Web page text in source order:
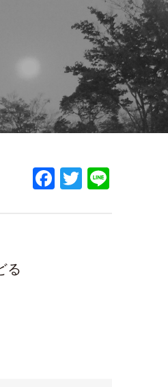
Facebook
Twitter
る